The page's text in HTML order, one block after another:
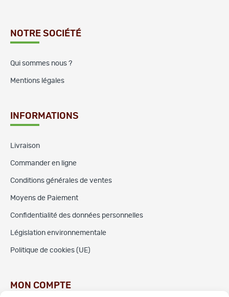
NOTRE SOCIÉTÉ
Qui sommes nous ?
Mentions légales
INFORMATIONS
Livraison
Commander en ligne
Conditions générales de ventes
Moyens de Paiement
Confidentialité des données personnelles
Législation environnementale
Politique de cookies (UE)
MON COMPTE